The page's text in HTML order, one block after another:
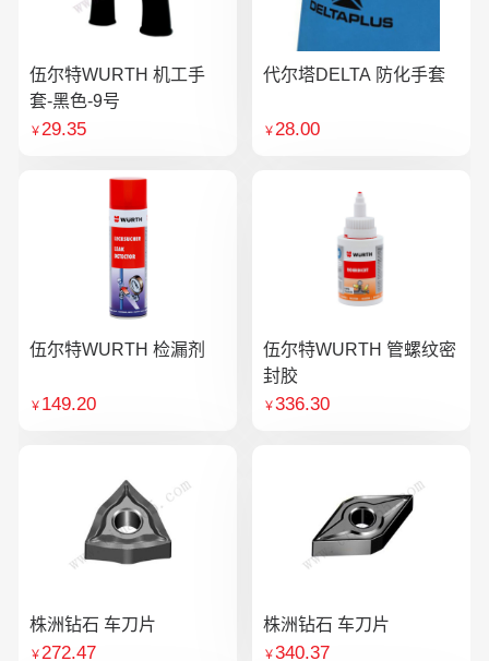
伍尔特WURTH 机工手
套-黑色-9号
￥29.35
代尔塔DELTA 防化手套
￥28.00
伍尔特WURTH 检漏剂
￥ 149.20
伍尔特WURTH 管螺纹密
封胶
￥336.30
株洲钻石 车刀片
￥272.47
株洲钻石 车刀片
￥340.37